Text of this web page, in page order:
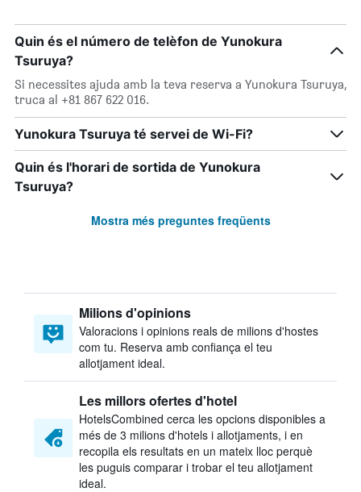
Quin és el número de telèfon de Yunokura
Tsuruya?
Si necessites ajuda amb la teva reserva a Yunokura Tsuruya,
truca al +81 867 622 016.
Yunokura Tsuruya té servei de Wi-Fi?
Quin és l'horari de sortida de Yunokura
Tsuruya?
Mostra més preguntes freqüents
Milions d'opinions
Valoracions i opinions reals de milions d'hostes
com tu. Reserva amb confiança el teu
allotjament ideal.
Les millors ofertes d'hotel
HotelsCombined cerca les opcions disponibles a
més de 3 milions d'hotels i allotjaments, i en
recopila els resultats en un mateix lloc perquè
les puguis comparar i trobar el teu allotjament
ideal.